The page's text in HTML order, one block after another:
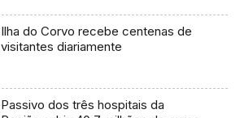
Ilha do Corvo recebe centenas de
visitantes diariamente
Passivo dos três hospitais da